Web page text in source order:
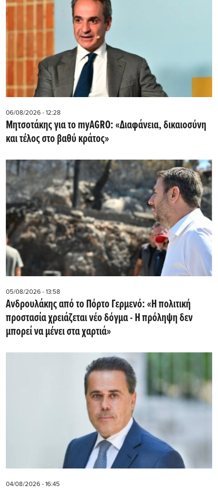
06/08/2026 - 12:28
Μητσοτάκης για το myAGRO: «Διαφάνεια, δικαιοσύνη
και τέλος στο βαθύ κράτος»
05/08/2026 - 13:58
Ανδρουλάκης από το Πόρτο Γερμενό: «Η πολιτική
προστασία χρειάζεται νέο δόγμα - Η πρόληψη δεν
μπορεί να μένει στα χαρτιά»
04/08/2026 - 16:45